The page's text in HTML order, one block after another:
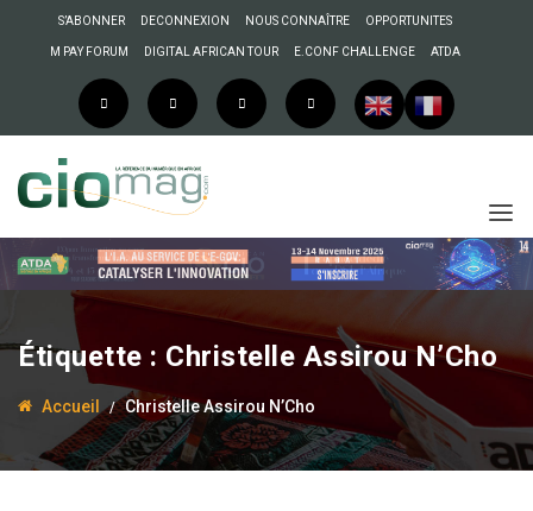
S’ABONNER DECONNEXION NOUS CONNAÎTRE OPPORTUNITES
M PAY FORUM DIGITAL AFRICAN TOUR E.CONF CHALLENGE ATDA
Étiquette : Christelle Assirou N’Cho
Accueil Christelle Assirou N’Cho